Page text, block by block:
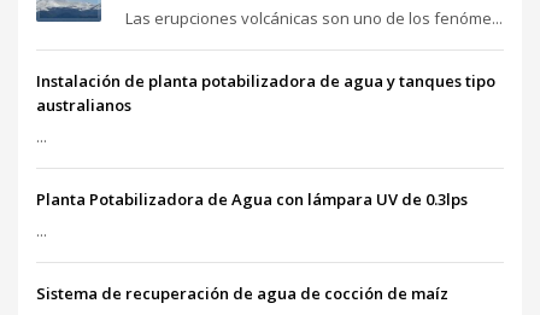
Las erupciones volcánicas son uno de los fenóme...
Instalación de planta potabilizadora de agua y tanques tipo
australianos
...
Planta Potabilizadora de Agua con lámpara UV de 0.3lps
...
Sistema de recuperación de agua de cocción de maíz